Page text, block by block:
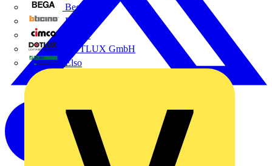
Bega
Bticino
Cimco
DOTLUX GmbH
Elso